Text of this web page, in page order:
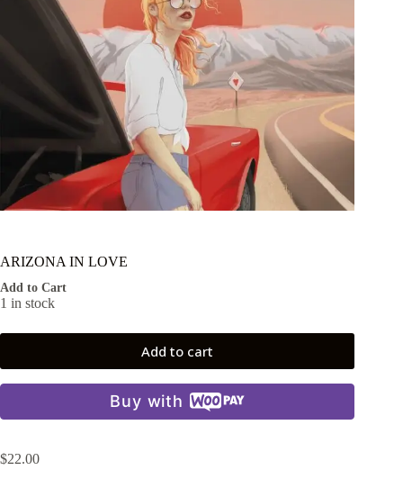
ARIZONA IN LOVE
Add to Cart
1 in stock
Add to cart
Buy with
$22.00